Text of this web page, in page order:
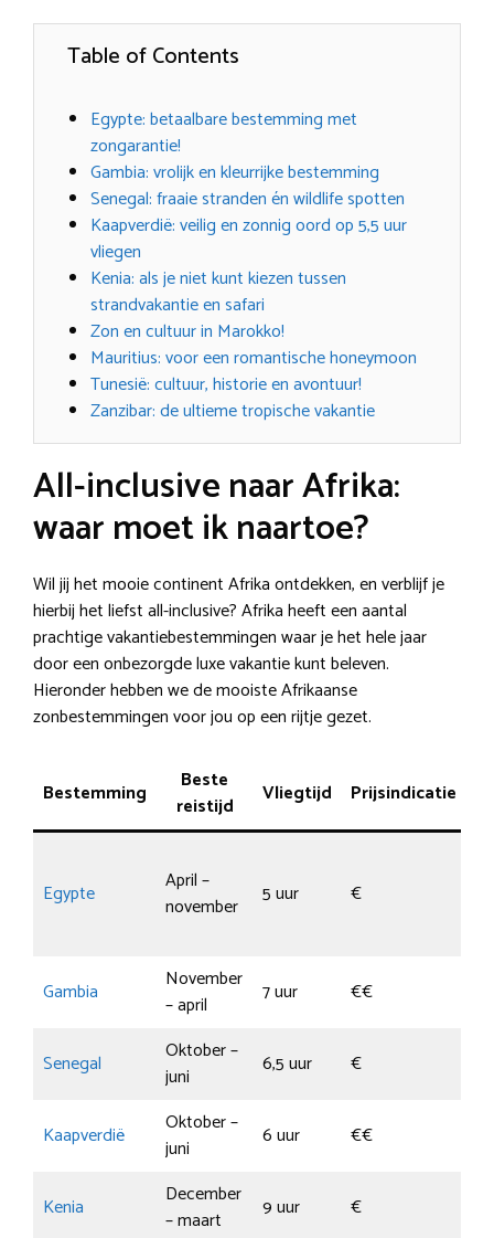
Table of Contents
Egypte: betaalbare bestemming met
zongarantie!
Gambia: vrolijk en kleurrijke bestemming
Senegal: fraaie stranden én wildlife spotten
Kaapverdië: veilig en zonnig oord op 5,5 uur
vliegen
Kenia: als je niet kunt kiezen tussen
strandvakantie en safari
Zon en cultuur in Marokko!
Mauritius: voor een romantische honeymoon
Tunesië: cultuur, historie en avontuur!
Zanzibar: de ultieme tropische vakantie
All-inclusive naar Afrika:
waar moet ik naartoe?
Wil jij het mooie continent Afrika ontdekken, en verblijf je
hierbij het liefst all-inclusive? Afrika heeft een aantal
prachtige vakantiebestemmingen waar je het hele jaar
door een onbezorgde luxe vakantie kunt beleven.
Hieronder hebben we de mooiste Afrikaanse
zonbestemmingen voor jou op een rijtje gezet.
Bestemming
Beste
reistijd
Vliegtijd Prijsindicatie
Egypte
April –
november
5 uur €
Gambia
November
– april
7 uur €€
Senegal
Oktober –
juni
6,5 uur €
Kaapverdië
Oktober –
juni
6 uur €€
Kenia
December
– maart
9 uur €